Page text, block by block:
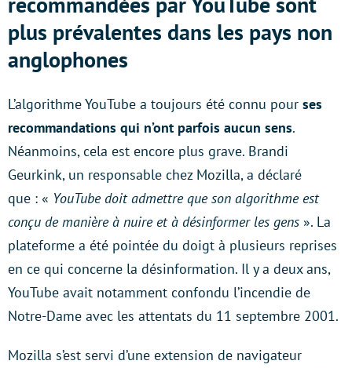
plus prévalentes dans les pays non
anglophones
L’algorithme YouTube a toujours été connu pour ses
recommandations qui n’ont parfois aucun sens.
Néanmoins, cela est encore plus grave. Brandi
Geurkink, un responsable chez Mozilla, a déclaré
que : « YouTube doit admettre que son algorithme est
conçu de manière à nuire et à désinformer les gens ». La
plateforme a été pointée du doigt à plusieurs reprises
en ce qui concerne la désinformation. Il y a deux ans,
YouTube avait notamment confondu l’incendie de
Notre-Dame avec les attentats du 11 septembre 2001.
Mozilla s’est servi d’une extension de navigateur